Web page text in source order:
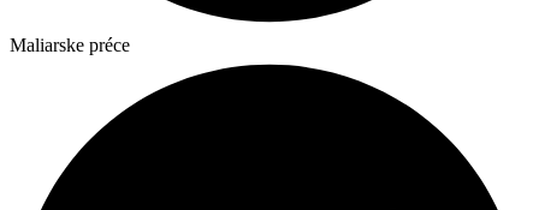
Maliarske préce